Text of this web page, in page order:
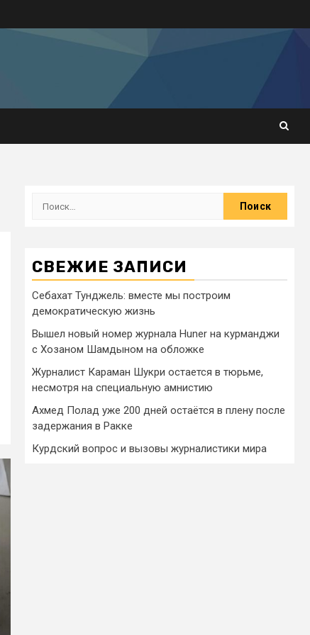
СВЕЖИЕ ЗАПИСИ
Себахат Тунджель: вместе мы построим
демократическую жизнь
Вышел новый номер журнала Huner на курманджи
с Хозаном Шамдыном на обложке
Журналист Караман Шукри остается в тюрьме,
несмотря на специальную амнистию
Ахмед Полад уже 200 дней остаётся в плену после
задержания в Ракке
Курдский вопрос и вызовы журналистики мира